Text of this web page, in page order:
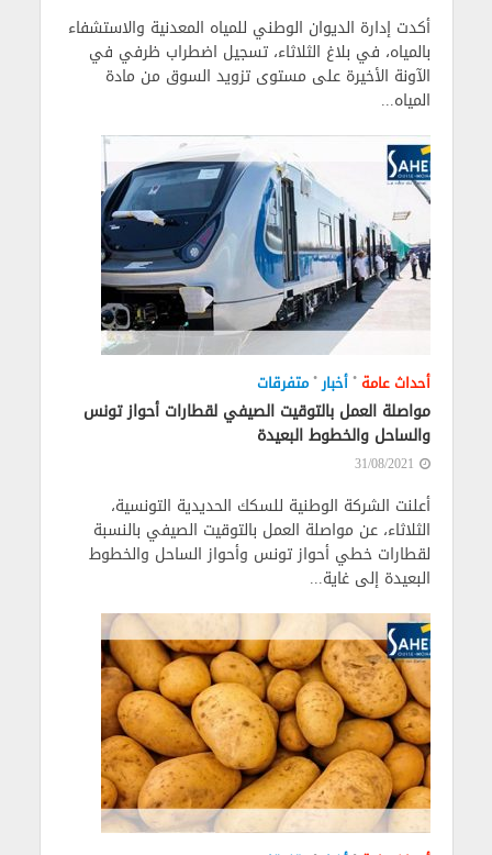
أكدت إدارة الديوان الوطني للمياه المعدنية والاستشفاء
بالمياه، في بلاغ الثلاثاء، تسجيل اضطراب ظرفي في
الآونة الأخيرة على مستوى تزويد السوق من مادة
المياه...
أحداث عامة • أخبار• متفرقات
مواصلة العمل بالتوقيت الصيفي لقطارات أحواز تونس
والساحل والخطوط البعيدة
31/08/2021
أعلنت الشركة الوطنية للسكك الحديدية التونسية،
الثلاثاء، عن مواصلة العمل بالتوقيت الصيفي بالنسبة
لقطارات خطي أحواز تونس وأحواز الساحل والخطوط
البعيدة إلى غاية...